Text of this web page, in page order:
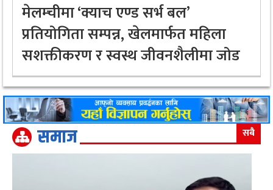
मेलम्चीमा ‘क्याच एण्ड सर्भ बल’
प्रतियोगिता सम्पन्न, खेलमार्फत महिला
सशक्तीकरण र स्वस्थ जीवनशैलीमा जोड
समाज सबै